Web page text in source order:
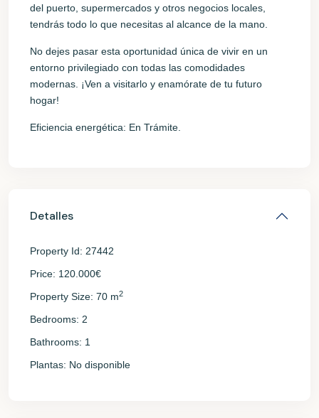
del puerto, supermercados y otros negocios locales,
tendrás todo lo que necesitas al alcance de la mano.
No dejes pasar esta oportunidad única de vivir en un
entorno privilegiado con todas las comodidades
modernas. ¡Ven a visitarlo y enamórate de tu futuro
hogar!
Eficiencia energética: En Trámite.
Detalles
Property Id: 27442
Price: 120.000€
Property Size: 70 m2
Bedrooms: 2
Bathrooms: 1
Plantas: No disponible